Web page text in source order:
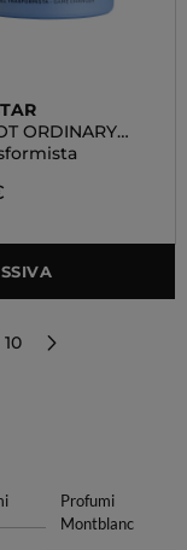
ORDINARY
10
Profumi
Montblanc